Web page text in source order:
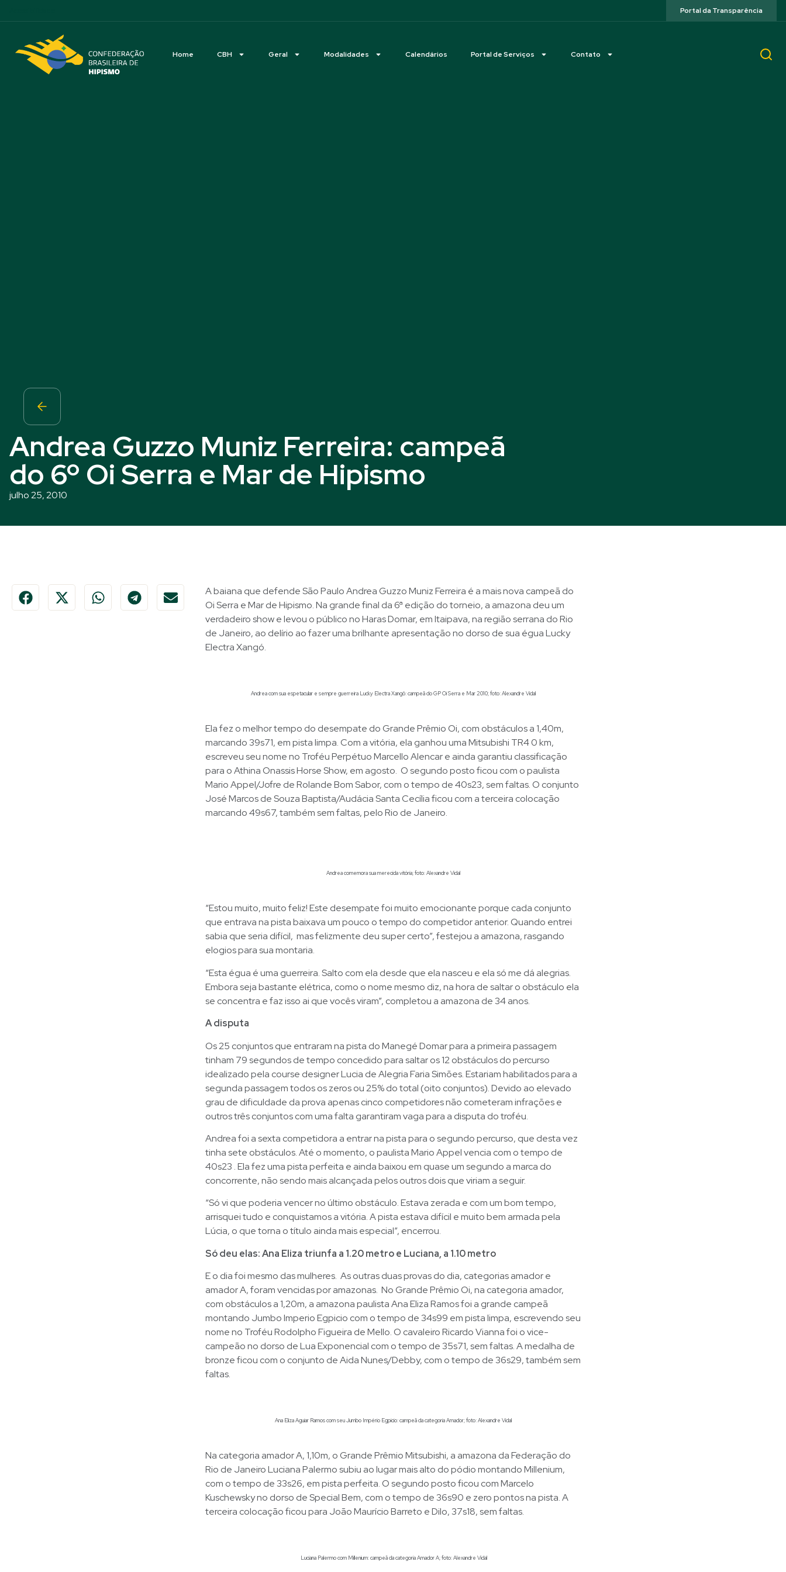
Portal da Transparência
Home CBH Geral Modalidades Calendários Portal de Serviços Contato
Andrea Guzzo Muniz Ferreira: campeã
do 6º Oi Serra e Mar de Hipismo
julho 25, 2010
A baiana que defende São Paulo Andrea Guzzo Muniz Ferreira é a mais nova campeã do
Oi Serra e Mar de Hipismo. Na grande final da 6ª edição do torneio, a amazona deu um
verdadeiro show e levou o público no Haras Domar, em Itaipava, na região serrana do Rio
de Janeiro, ao delírio ao fazer uma brilhante apresentação no dorso de sua égua Lucky
Electra Xangó.
Andrea com sua espetacular e sempre guerreira Lucky Electra Xangô: campeã do GP Oi Serra e Mar 2010; foto: Alexandre Vidal
Ela fez o melhor tempo do desempate do Grande Prêmio Oi, com obstáculos a 1,40m,
marcando 39s71, em pista limpa. Com a vitória, ela ganhou uma Mitsubishi TR4 0 km,
escreveu seu nome no Troféu Perpétuo Marcello Alencar e ainda garantiu classificação
para o Athina Onassis Horse Show, em agosto. O segundo posto ficou com o paulista
Mario Appel/Jofre de Rolande Bom Sabor, com o tempo de 40s23, sem faltas. O conjunto
José Marcos de Souza Baptista/Audácia Santa Cecília ficou com a terceira colocação
marcando 49s67, também sem faltas, pelo Rio de Janeiro.
Andrea comemora sua merecida vitória; foto: Alexandre Vidal
“Estou muito, muito feliz! Este desempate foi muito emocionante porque cada conjunto
que entrava na pista baixava um pouco o tempo do competidor anterior. Quando entrei
sabia que seria difícil, mas felizmente deu super certo”, festejou a amazona, rasgando
elogios para sua montaria.
“Esta égua é uma guerreira. Salto com ela desde que ela nasceu e ela só me dá alegrias.
Embora seja bastante elétrica, como o nome mesmo diz, na hora de saltar o obstáculo ela
se concentra e faz isso ai que vocês viram”, completou a amazona de 34 anos.
A disputa
Os 25 conjuntos que entraram na pista do Manegé Domar para a primeira passagem
tinham 79 segundos de tempo concedido para saltar os 12 obstáculos do percurso
idealizado pela course designer Lucia de Alegria Faria Simões. Estariam habilitados para a
segunda passagem todos os zeros ou 25% do total (oito conjuntos). Devido ao elevado
grau de dificuldade da prova apenas cinco competidores não cometeram infrações e
outros três conjuntos com uma falta garantiram vaga para a disputa do troféu.
Andrea foi a sexta competidora a entrar na pista para o segundo percurso, que desta vez
tinha sete obstáculos. Até o momento, o paulista Mario Appel vencia com o tempo de
40s23 . Ela fez uma pista perfeita e ainda baixou em quase um segundo a marca do
concorrente, não sendo mais alcançada pelos outros dois que viriam a seguir.
“Só vi que poderia vencer no último obstáculo. Estava zerada e com um bom tempo,
arrisquei tudo e conquistamos a vitória. A pista estava difícil e muito bem armada pela
Lúcia, o que torna o título ainda mais especial”, encerrou.
Só deu elas: Ana Eliza triunfa a 1.20 metro e Luciana, a 1.10 metro
E o dia foi mesmo das mulheres. As outras duas provas do dia, categorias amador e
amador A, foram vencidas por amazonas. No Grande Prêmio Oi, na categoria amador,
com obstáculos a 1,20m, a amazona paulista Ana Eliza Ramos foi a grande campeã
montando Jumbo Imperio Egpicio com o tempo de 34s99 em pista limpa, escrevendo seu
nome no Troféu Rodolpho Figueira de Mello. O cavaleiro Ricardo Vianna foi o vice-
campeão no dorso de Lua Exponencial com o tempo de 35s71, sem faltas. A medalha de
bronze ficou com o conjunto de Aida Nunes/Debby, com o tempo de 36s29, também sem
faltas.
Ana Eliza Aguiar Ramos com seu Jumbo Império Egpicio: campeã da categoria Amador; foto: Alexandre Vidal
Na categoria amador A, 1,10m, o Grande Prêmio Mitsubishi, a amazona da Federação do
Rio de Janeiro Luciana Palermo subiu ao lugar mais alto do pódio montando Millenium,
com o tempo de 33s26, em pista perfeita. O segundo posto ficou com Marcelo
Kuschewsky no dorso de Special Bem, com o tempo de 36s90 e zero pontos na pista. A
terceira colocação ficou para João Maurício Barreto e Dilo, 37s18, sem faltas.
Luciana Palermo com Millenium: campeã da categoria Amador A; foto: Alexandre Vidal